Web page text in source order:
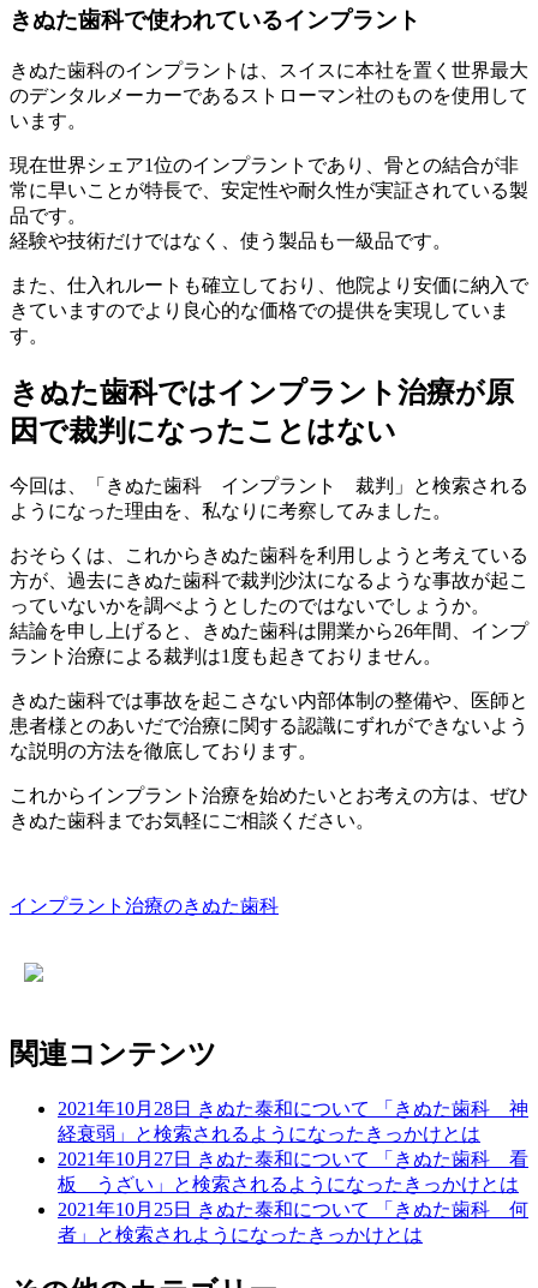
きぬた歯科で使われているインプラント
きぬた歯科のインプラントは、スイスに本社を置く世界最大
のデンタルメーカーであるストローマン社のものを使用して
います。
現在世界シェア1位のインプラントであり、骨との結合が非
常に早いことが特長で、安定性や耐久性が実証されている製
品です。
経験や技術だけではなく、使う製品も一級品です。
また、仕入れルートも確立しており、他院より安価に納入で
きていますのでより良心的な価格での提供を実現していま
す。
きぬた歯科ではインプラント治療が原
因で裁判になったことはない
今回は、「きぬた歯科 インプラント 裁判」と検索される
ようになった理由を、私なりに考察してみました。
おそらくは、これからきぬた歯科を利用しようと考えている
方が、過去にきぬた歯科で裁判沙汰になるような事故が起こ
っていないかを調べようとしたのではないでしょうか。
結論を申し上げると、きぬた歯科は開業から26年間、インプ
ラント治療による裁判は1度も起きておりません。
きぬた歯科では事故を起こさない内部体制の整備や、医師と
患者様とのあいだで治療に関する認識にずれができないよう
な説明の方法を徹底しております。
これからインプラント治療を始めたいとお考えの方は、ぜひ
きぬた歯科までお気軽にご相談ください。
インプラント治療のきぬた歯科
関連コンテンツ
2021年10月28日 きぬた泰和について
「きぬた歯科 神
経衰弱」と検索されるようになったきっかけとは
2021年10月27日 きぬた泰和について
「きぬた歯科 看
板 うざい」と検索されるようになったきっかけとは
2021年10月25日 きぬた泰和について
「きぬた歯科 何
者」と検索されようになったきっかけとは